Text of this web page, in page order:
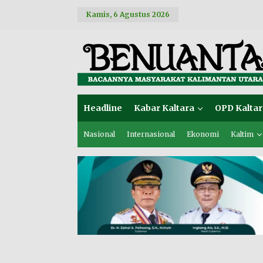
Kamis, 6 Agustus 2026
Headline Kabar Kaltara OPD
Nasional Internasional Ekonomi Kaltim